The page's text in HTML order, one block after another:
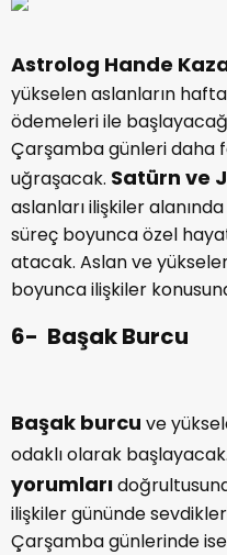
Astrolog Hande
yükselen aslanların
ödemeleri ile
Çarşamba günleri daha
uğraşacak. Satürn ve
aslanları ilişkiler
süreç boyunca özel
atacak. Aslan ve
boyunca ilişkiler
6- Başak Burcu
Başak burcu ve
odaklı olarak
yorumları
ilişkiler gününde
Çarşamba günlerinde